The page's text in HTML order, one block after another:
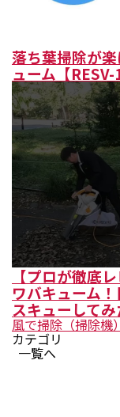
落ち葉掃除が
ューム【RESV-
【プロが徹底
ワバキューム
スキューしてみ
風で掃除（掃除機）
カテゴリ
一覧へ